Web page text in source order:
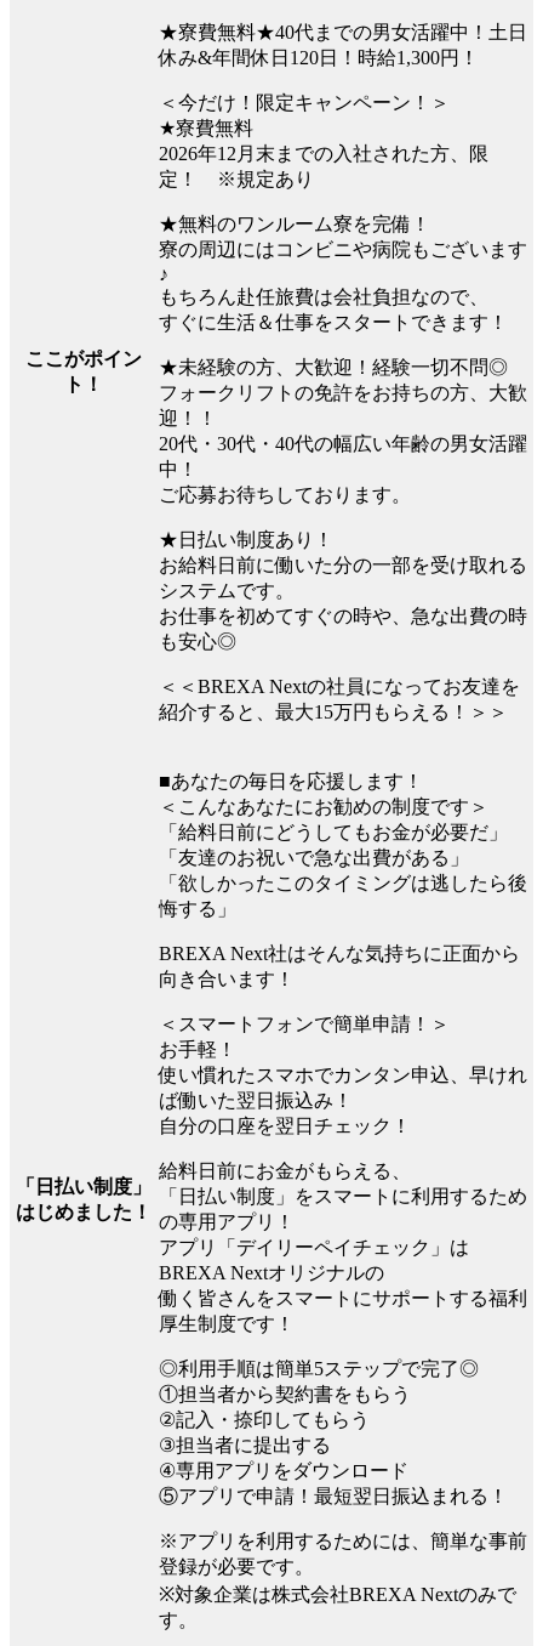
ここがポイン
ト！
★寮費無料★40代までの男女活躍中！土日
休み&年間休日120日！時給1,300円！
＜今だけ！限定キャンペーン！＞
★寮費無料
2026年12月末までの入社された方、限
定！ ※規定あり
★無料のワンルーム寮を完備！
寮の周辺にはコンビニや病院もございます
♪
もちろん赴任旅費は会社負担なので、
すぐに生活＆仕事をスタートできます！
★未経験の方、大歓迎！経験一切不問◎
フォークリフトの免許をお持ちの方、大歓
迎！！
20代・30代・40代の幅広い年齢の男女活躍
中！
ご応募お待ちしております。
★日払い制度あり！
お給料日前に働いた分の一部を受け取れる
システムです。
お仕事を初めてすぐの時や、急な出費の時
も安心◎
＜＜BREXA Nextの社員になってお友達を
紹介すると、最大15万円もらえる！＞＞
「日払い制度」
はじめました！
■あなたの毎日を応援します！
＜こんなあなたにお勧めの制度です＞
「給料日前にどうしてもお金が必要だ」
「友達のお祝いで急な出費がある」
「欲しかったこのタイミングは逃したら後
悔する」
BREXA Next社はそんな気持ちに正面から
向き合います！
＜スマートフォンで簡単申請！＞
お手軽！
使い慣れたスマホでカンタン申込、早けれ
ば働いた翌日振込み！
自分の口座を翌日チェック！
給料日前にお金がもらえる、
「日払い制度」をスマートに利用するため
の専用アプリ！
アプリ「デイリーペイチェック」は
BREXA Nextオリジナルの
働く皆さんをスマートにサポートする福利
厚生制度です！
◎利用手順は簡単5ステップで完了◎
①担当者から契約書をもらう
②記入・捺印してもらう
③担当者に提出する
④専用アプリをダウンロード
⑤アプリで申請！最短翌日振込まれる！
※アプリを利用するためには、簡単な事前
登録が必要です。
※対象企業は株式会社BREXA Nextのみで
す。